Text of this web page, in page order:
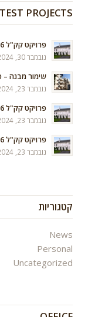
PROJECTS
פרויקט קק"ל 16
נובמבר 30, 2024 - 3:11 pm
שימור מבנה
נובמבר 23, 2024 - 10:34 am
פרויקט קק"ל 16
נובמבר 23, 2024 - 9:10 am
פרויקט קק"ל 16 Copy
נובמבר 23, 2024 - 9:10 am
קטגוריות
News
Personal
Uncategorized